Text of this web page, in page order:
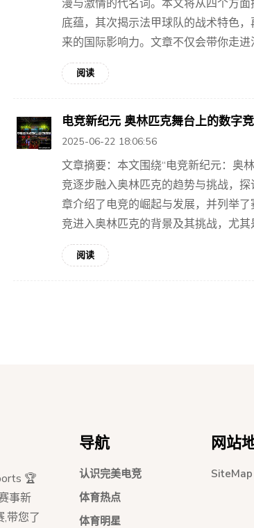
漫与激情的代名词。本文将从四个方
底蕴，其次揭示法甲球队的战术特色
来的国际影响力。文章不仅会带你走进
阅读
电竞新纪元 奥林匹克舞台上的数字
2025-06-22 18:06:56
文章摘要：本文围绕“电竞新纪元：奥
竞逐步融入奥林匹克的趋势与挑战，
章介绍了电竞的崛起与发展，并列举
竞进入奥林匹克的背景及其挑战，尤其
阅读
🏆
事新
带您了
导航
认识完美电竞
体育热点
体育明星
网站
SiteMap